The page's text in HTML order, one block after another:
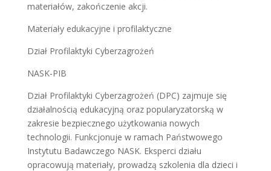
materiałów, zakończenie akcji.
Materiały edukacyjne i profilaktyczne
Dział Profilaktyki Cyberzagrożeń
NASK-PIB
Dział Profilaktyki Cyberzagrożeń (DPC) zajmuje się
działalnością edukacyjną oraz popularyzatorską w
zakresie bezpiecznego użytkowania nowych
technologii. Funkcjonuje w ramach Państwowego
Instytutu Badawczego NASK. Eksperci działu
opracowują materiały, prowadzą szkolenia dla dzieci i